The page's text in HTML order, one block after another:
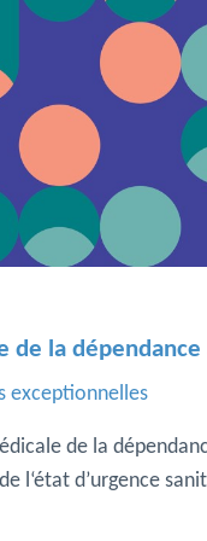
de la
exceptionnelles
de la
l‘état d’urgence